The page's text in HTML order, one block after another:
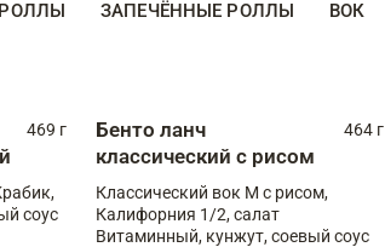
РОЛЛЫ ЗАПЕЧЁННЫЕ РОЛЛЫ ВОК
469 г
соус
Бенто ланч
классический с рисом
464 г
Классический вок М с рисом,
Калифорния 1/2, салат
Витаминный, кунжут, соевый соус